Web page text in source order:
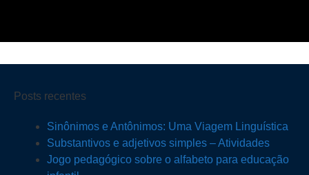
Posts recentes
Sinônimos e Antônimos: Uma Viagem Linguística
Substantivos e adjetivos simples – Atividades
Jogo pedagógico sobre o alfabeto para educação